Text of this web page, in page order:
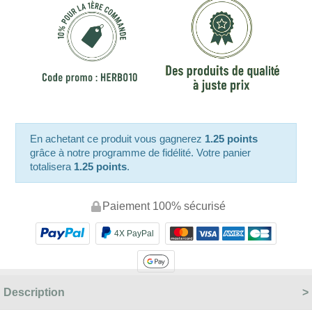
En achetant ce produit vous gagnerez 1.25 points
grâce à notre programme de fidélité. Votre panier
totalisera 1.25 points.
Paiement 100% sécurisé
4X PayPal
Description